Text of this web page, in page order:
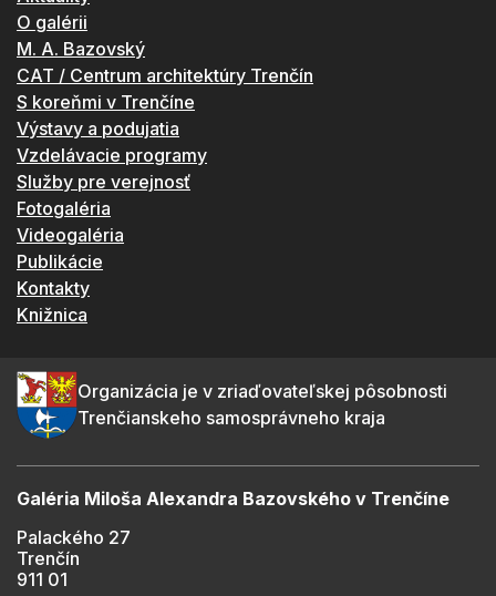
O galérii
M. A. Bazovský
CAT / Centrum architektúry Trenčín
S koreňmi v Trenčíne
Výstavy a podujatia
Vzdelávacie programy
Služby pre verejnosť
Fotogaléria
Videogaléria
Publikácie
Kontakty
Knižnica
Organizácia je v zriaďovateľskej pôsobnosti
Trenčianskeho samosprávneho kraja
Galéria Miloša Alexandra Bazovského v Trenčíne
Palackého 27
Trenčín
911 01